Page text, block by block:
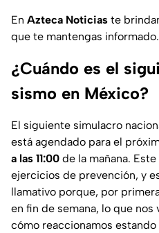
En Azteca Noticias te
que te mantengas informado.
¿Cuándo es el
sismo en México?
El siguiente simulacro
está agendado para el
a las 11:00 de la mañana.
ejercicios de prevención, y
llamativo porque, por
en fin de semana, lo que nos
cómo reaccionamos estando